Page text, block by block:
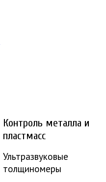
Контроль металла и
пластмасс
Ультразвуковые
толщиномеры